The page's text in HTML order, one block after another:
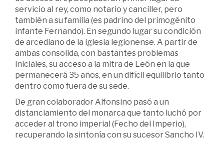
servicio al rey, como notario y canciller, pero
también a su familia (es padrino del primogénito
infante Fernando). En segundo lugar su condición
de arcediano de la iglesia legionense. A partir de
ambas consolida, con bastantes problemas
iniciales, su acceso a la mitra de León en la que
permanecerá 35 años, en un difícil equilibrio tanto
dentro como fuera de su sede.
De gran colaborador Alfonsino pasó a un
distanciamiento del monarca que tanto luchó por
acceder al trono imperial (Fecho del Imperio),
recuperando la sintonía con su sucesor Sancho IV.